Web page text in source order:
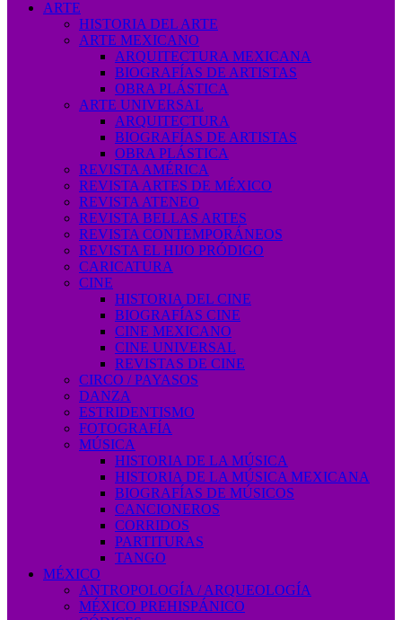
ARTE
HISTORIA DEL ARTE
ARTE MEXICANO
ARQUITECTURA MEXICANA
BIOGRAFÍAS DE ARTISTAS
OBRA PLÁSTICA
ARTE UNIVERSAL
ARQUITECTURA
BIOGRAFÍAS DE ARTISTAS
OBRA PLÁSTICA
REVISTA AMÉRICA
REVISTA ARTES DE MÉXICO
REVISTA ATENEO
REVISTA BELLAS ARTES
REVISTA CONTEMPORÁNEOS
REVISTA EL HIJO PRÓDIGO
CARICATURA
CINE
HISTORIA DEL CINE
BIOGRAFÍAS CINE
CINE MEXICANO
CINE UNIVERSAL
REVISTAS DE CINE
CIRCO / PAYASOS
DANZA
ESTRIDENTISMO
FOTOGRAFÍA
MÚSICA
HISTORIA DE LA MÚSICA
HISTORIA DE LA MÚSICA MEXICANA
BIOGRAFÍAS DE MÚSICOS
CANCIONEROS
CORRIDOS
PARTITURAS
TANGO
MÉXICO
ANTROPOLOGÍA / ARQUEOLOGÍA
MÉXICO PREHISPÁNICO